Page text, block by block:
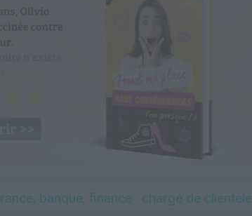
banque, finance : chargé de clientèle